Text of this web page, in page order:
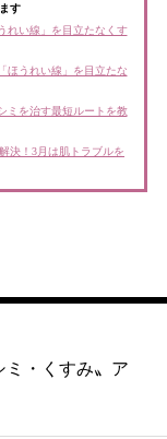
す
れい線」を目立たなくす
ほうれい線」を目立たな
ミを治す最短ルートを教
決！3月は肌トラブルを
ミ・くすみ〟ア